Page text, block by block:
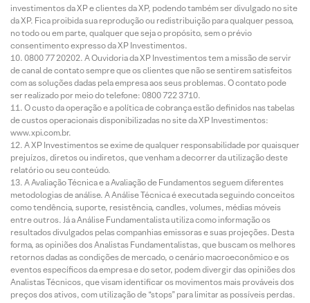
investimentos da XP e clientes da XP, podendo também ser divulgado no site
da XP. Fica proibida sua reprodução ou redistribuição para qualquer pessoa,
no todo ou em parte, qualquer que seja o propósito, sem o prévio
consentimento expresso da XP Investimentos.
0800 77 20202. A Ouvidoria da XP Investimentos tem a missão de servir
de canal de contato sempre que os clientes que não se sentirem satisfeitos
com as soluções dadas pela empresa aos seus problemas. O contato pode
ser realizado por meio do telefone: 0800 722 3710.
O custo da operação e a política de cobrança estão definidos nas tabelas
de custos operacionais disponibilizadas no site da XP Investimentos:
www.xpi.com.br.
A XP Investimentos se exime de qualquer responsabilidade por quaisquer
prejuízos, diretos ou indiretos, que venham a decorrer da utilização deste
relatório ou seu conteúdo.
A Avaliação Técnica e a Avaliação de Fundamentos seguem diferentes
metodologias de análise. A Análise Técnica é executada seguindo conceitos
como tendência, suporte, resistência, candles, volumes, médias móveis
entre outros. Já a Análise Fundamentalista utiliza como informação os
resultados divulgados pelas companhias emissoras e suas projeções. Desta
forma, as opiniões dos Analistas Fundamentalistas, que buscam os melhores
retornos dadas as condições de mercado, o cenário macroeconômico e os
eventos específicos da empresa e do setor, podem divergir das opiniões dos
Analistas Técnicos, que visam identificar os movimentos mais prováveis dos
preços dos ativos, com utilização de “stops” para limitar as possíveis perdas.